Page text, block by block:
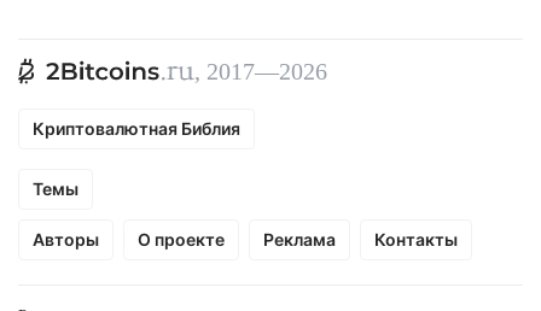
, 2017—2026
Криптовалютная Библия
Темы
Авторы О проекте Реклама Контакты